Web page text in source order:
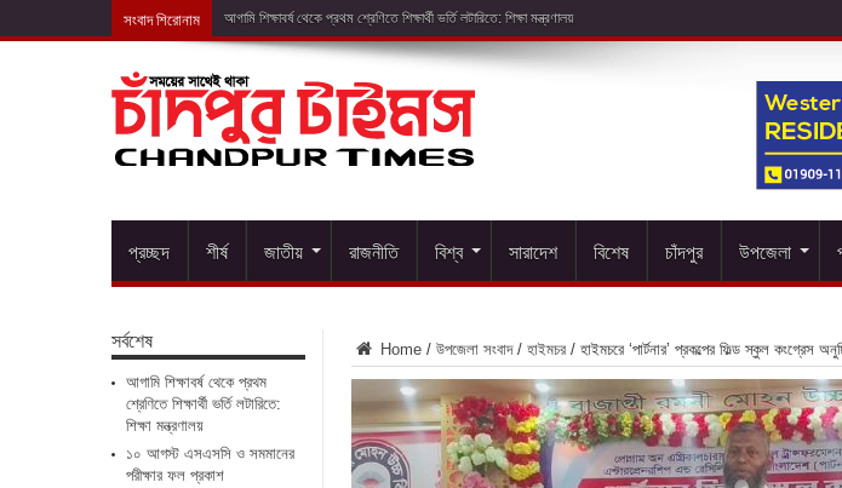
সংবাদ শিরোনাম ১০ আগস
প্রচ্ছদ শীর্ষ জাতীয় রাজনীতি বিশ্ব সারাদেশ বিশেষ চাঁদপুর উপজেলা
Home / উপজেলা সংবাদ / হাইমচর / হাইমচরে ‘পার্টনার’ প্রকল্পের ফিল্ড স্কুল কংগ্রেস
সর্বশেষ
আগামি শিক্ষাবর্ষ থেকে প্রথম
শ্রেণিতে শিক্ষার্থী ভর্তি লটারিতে:
শিক্ষা মন্ত্রণালয়
১০ আগস্ট এসএসসি ও সমমানের
পরীক্ষার ফল প্রকাশ